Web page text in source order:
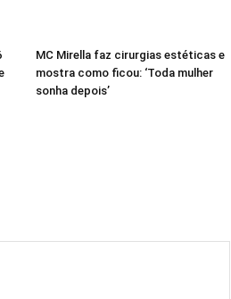
MC Mirella faz cirurgias estéticas e
mostra como ficou: ‘Toda mulher
sonha depois’